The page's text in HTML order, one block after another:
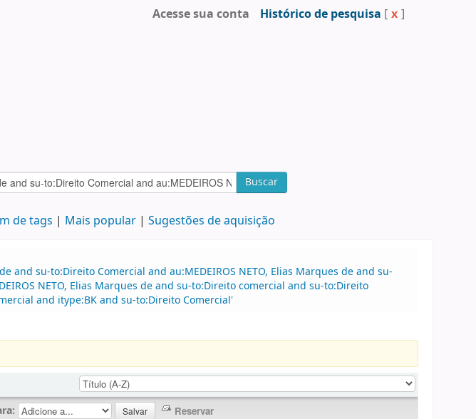
Acesse sua conta Histórico de pesquisa [ x ]
Buscar
de tags Mais popular Sugestões de aquisição
and su-to:Direito Comercial and au:MEDEIROS NETO, Elias Marques de and su-
NETO, Elias Marques de and su-to:Direito comercial and su-to:Direito
and itype:BK and su-to:Direito Comercial'